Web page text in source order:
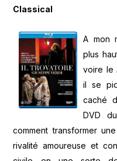
Classical
A mon
plus
voire le
il se
caché
DVD
comment transformer
rivalité amoureuse et